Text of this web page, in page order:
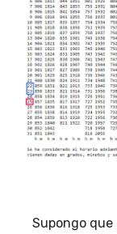
Supongo